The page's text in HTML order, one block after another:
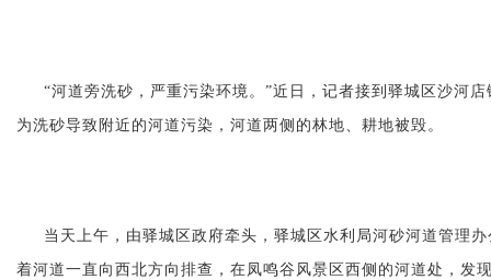
“河道旁洗砂，严重污染环境。”近日，记者接到驿城区沙河
为洗砂导致附近的河道污染，河道两侧的林地、耕地被毁。
当天上午，由驿城区政府牵头，驿城区水利局河砂河道管理
着河道一直向西北方向排查，在凤鸣谷风景区西侧的河道处，发